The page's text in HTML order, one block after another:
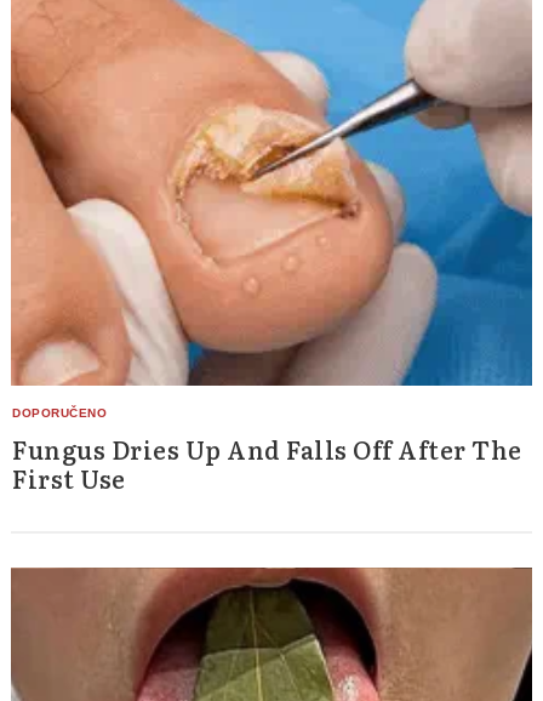
Fungus Dries Up And Falls Off After The
First Use